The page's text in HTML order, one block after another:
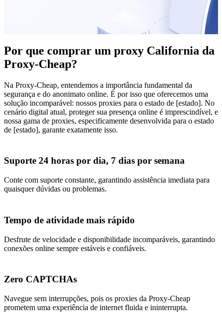
Por que comprar um proxy California da
Proxy-Cheap?
Na Proxy-Cheap, entendemos a importância fundamental da
segurança e do anonimato online. É por isso que oferecemos uma
solução incomparável: nossos proxies para o estado de [estado]. No
cenário digital atual, proteger sua presença online é imprescindível, e
nossa gama de proxies, especificamente desenvolvida para o estado
de [estado], garante exatamente isso.
Suporte 24 horas por dia, 7 dias por semana
Conte com suporte constante, garantindo assistência imediata para
quaisquer dúvidas ou problemas.
Tempo de atividade mais rápido
Desfrute de velocidade e disponibilidade incomparáveis, garantindo
conexões online sempre estáveis e confiáveis.
Zero CAPTCHAs
Navegue sem interrupções, pois os proxies da Proxy-Cheap
prometem uma experiência de internet fluida e ininterrupta.